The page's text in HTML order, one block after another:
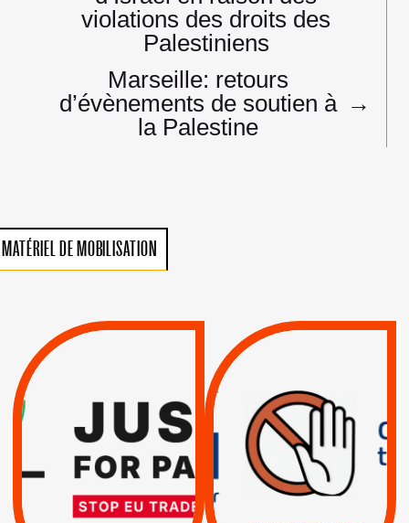
violations des droits des
Palestiniens
Marseille: retours
d’évènements de soutien à
la Palestine
→
MATÉRIEL DE MOBILISATION
VIOLATIONS DES
SUSPENSION
TOTALE DE
L’ACCORD
D’ASSOCIATION UE-
INTERNATIONAL ?
TRUMP, MACRON :
MÊME COMBAT
| Actus |